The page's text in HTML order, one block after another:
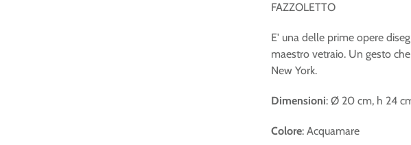
FAZZOLETTO
E' una delle prime opere
maestro vetraio. Un gesto
New York.
Dimensioni: Ø 20 cm, h 24
Colore: Acquamare